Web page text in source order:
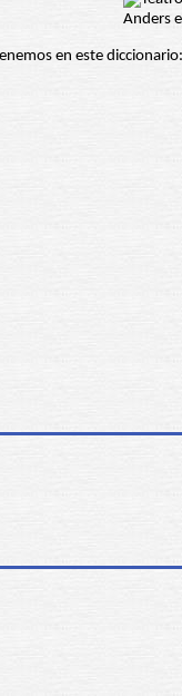
en este diccionario: